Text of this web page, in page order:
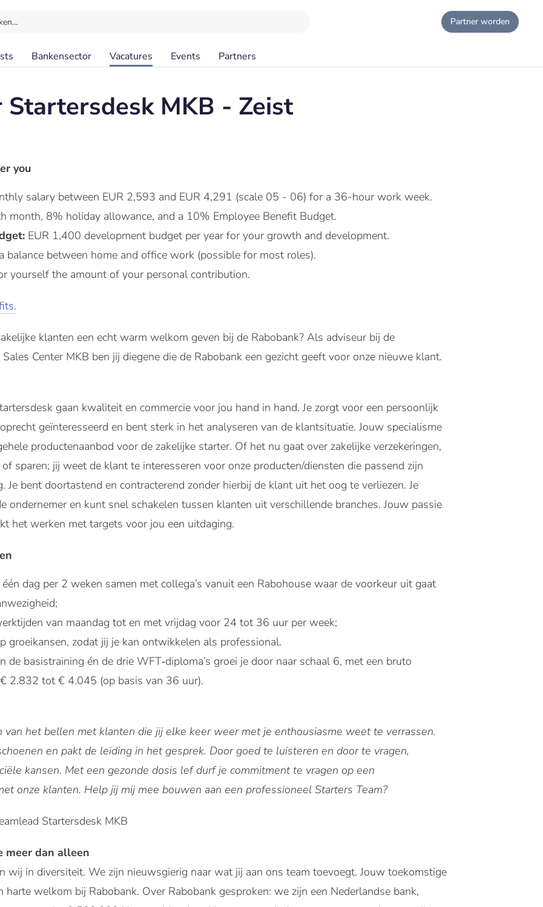
Partner worden
Bankensector Vacatures Events Partners
MKB - Zeist
you
salary between EUR 2,593 and EUR 4,291 (scale 05 - 06) for a 36-hour work week.
month, 8% holiday allowance, and a 10% Employee Benefit Budget.
EUR 1,400 development budget per year for your growth and development.
a balance between home and office work (possible for most roles).
yourself the amount of your personal contribution.
klanten een echt warm welkom geven bij de Rabobank? Als adviseur bij de
Center MKB ben jij diegene die de Rabobank een gezicht geeft voor onze nieuwe klant.
gaan kwaliteit en commercie voor jou hand in hand. Je zorgt voor een persoonlijk
geïnteresseerd en bent sterk in het analyseren van de klantsituatie. Jouw specialisme
productenaanbod voor de zakelijke starter. Of het nu gaat over zakelijke verzekeringen,
sparen; jij weet de klant te interesseren voor onze producten/diensten die passend zijn
Je bent doortastend en contracterend zonder hierbij de klant uit het oog te verliezen. Je
ondernemer en kunt snel schakelen tussen klanten uit verschillende branches. Jouw passie
het werken met targets voor jou een uitdaging.
dag per 2 weken samen met collega’s vanuit een Rabohouse waar de voorkeur uit gaat
van maandag tot en met vrijdag voor 24 tot 36 uur per week;
groeikansen, zodat jij je kan ontwikkelen als professional.
de basistraining én de drie WFT‑diploma’s groei je door naar schaal 6, met een bruto
2.832 tot € 4.045 (op basis van 36 uur).
van het bellen met klanten die jij elke keer weer met je enthousiasme weet te verrassen.
en pakt de leiding in het gesprek. Door goed te luisteren en door te vragen,
kansen. Met een gezonde dosis lef durf je commitment te vragen op een
onze klanten. Help jij mij mee bouwen aan een professioneel Starters Team?
Startersdesk MKB
meer dan alleen
wij in diversiteit. We zijn nieuwsgierig naar wat jij aan ons team toevoegt. Jouw toekomstige
harte welkom bij Rabobank. Over Rabobank gesproken: we zijn een Nederlandse bank,